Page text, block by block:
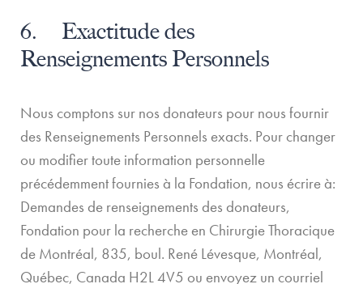
6. Exactitude des
Renseignements Personnels
Nous comptons sur nos donateurs pour nous fournir
des Renseignements Personnels exacts. Pour changer
ou modifier toute information personnelle
précédemment fournies à la Fondation, nous écrire à:
Demandes de renseignements des donateurs,
Fondation pour la recherche en Chirurgie Thoracique
de Montréal, 835, boul. René Lévesque, Montréal,
Québec, Canada H2L 4V5 ou envoyez un courriel